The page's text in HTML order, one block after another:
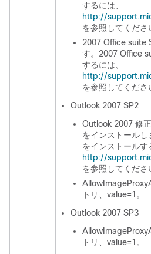
するには、
http://
を参照してくださ
2007 Office suite
す。2007 Office
するには、
http://
を参照してくださ
Outlook 2007 SP2
Outlook 2007 修
をインストールし
をインストールす
http://
を参照してくださ
トリ、value=1。
Outlook 2007 SP3
トリ、value=1。